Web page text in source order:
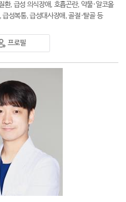
환, 급성 의식장애, 호흡곤란, 약물·알코올
성복통, 급성대사장애, 골절·탈골 등
프로필